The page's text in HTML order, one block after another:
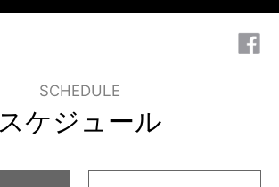
SCHEDULE
スケジュール